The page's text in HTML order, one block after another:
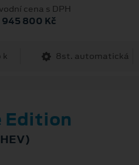
cena s DPH
945 800 Kč
k 8st. automatická
Edition